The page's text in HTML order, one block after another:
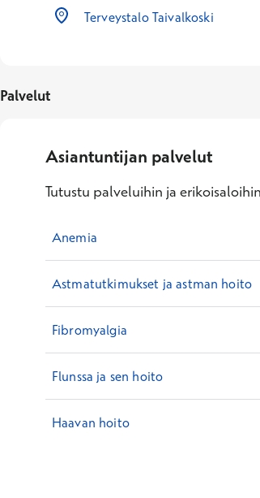
Terveystalo Taivalkoski
Palvelut
Asiantuntijan palvelut
Tutustu palveluihin ja erikoisaloihin
Anemia
Astmatutkimukset ja astman hoito
Fibromyalgia
Flunssa ja sen hoito
Haavan hoito